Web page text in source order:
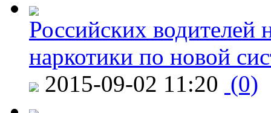
Российских водителей
наркотики по новой
2015-09-02 11:20 (0)